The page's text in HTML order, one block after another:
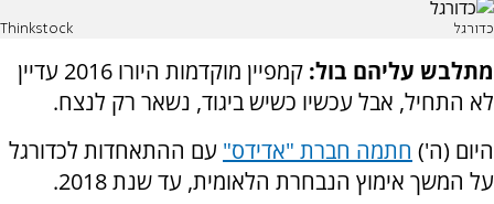
כדורגל Thinkstock
מתלבש עליהם בול:
קמפיין מוקדמות היורו 2016 עדיין
לא התחיל, אבל עכשיו כשיש ביגוד, נשאר רק לנצח.
היום (ה') חתמה חברת "אדידס" עם ההתאחדות לכדורגל
על המשך אימוץ הנבחרת הלאומית, עד שנת 2018.